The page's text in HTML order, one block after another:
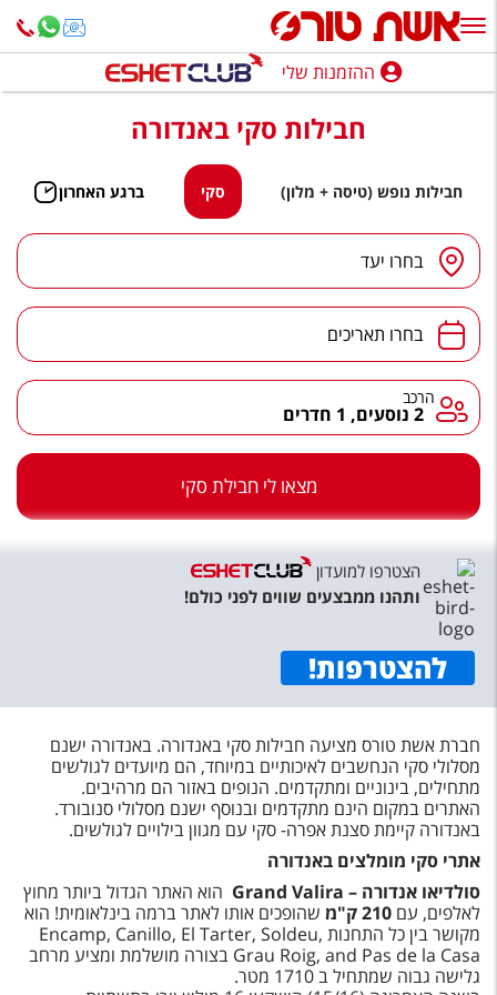
ההזמנות שלי
חופשה לפי סגנון
מלונות באילת
טיולים מאורגנים
סגנונות טיול
הרגע האחרון
מלונות בחו"ל
Русский
מגזין אשת
שירות לקוחות
טופס צור קשר
תקנון
נגישות
עקבו אחרינו
ההזמנות שלי
חבילות סקי באנדורה
חבילות נופש (טיסה + מלון) סקי ברגע האחרון
בחרו יעד
בחרו תאריכים
הרכב
2 נוסעים, 1 חדרים
מצאו לי חבילת סקי
הצטרפו למועדון
ותהנו ממבצעים שווים לפני כולם!
להצטרפות!
חברת אשת טורס מציעה חבילות סקי באנדורה. באנדורה ישנם
מסלולי סקי הנחשבים לאיכותיים במיוחד, הם מיועדים לגולשים
מתחילים, בינוניים ומתקדמים. הנופים באזור הם מרהיבים.
האתרים במקום הינם מתקדמים ובנוסף ישנם מסלולי סנובורד.
באנדורה קיימת סצנת אפרה- סקי עם מגוון בילויים לגולשים.
אתרי סקי מומלצים באנדורה
סולדיאו אנדורה – Grand Valira הוא האתר הגדול ביותר מחוץ
לאלפים, עם 210 ק"מ
שהופכים אותו לאתר ברמה בינלאומית! הוא
מקושר בין כל התחנות Encamp, Canillo, El Tarter, Soldeu,
Grau Roig, and Pas de la Casa בצורה מושלמת ומציע מרחב
גלישה גבוה שמתחיל ב 1710 מטר.